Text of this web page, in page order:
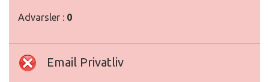
Advarsler : 0
Email Privatliv